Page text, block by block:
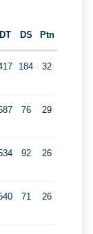
DT DS Ptn
184 32
76 29
92 26
71 26